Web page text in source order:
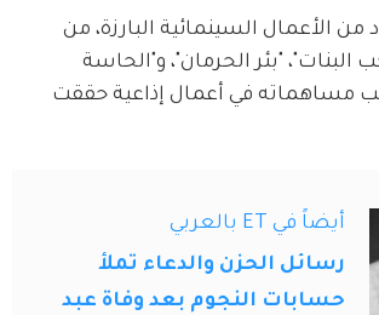
الأعمال السينمائية البارزة، من
البنات"، "بئر الحرمان"، و"الحاسة
مساهماته في أعمال إذاعية حققت
أيضاً في ET بالعربي
رسائل الحزن والدعاء تملأ
حسابات النجوم بعد وفاة عبد